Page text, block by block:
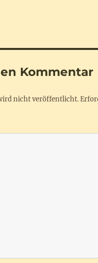
Kommentar
nicht veröffentlicht.